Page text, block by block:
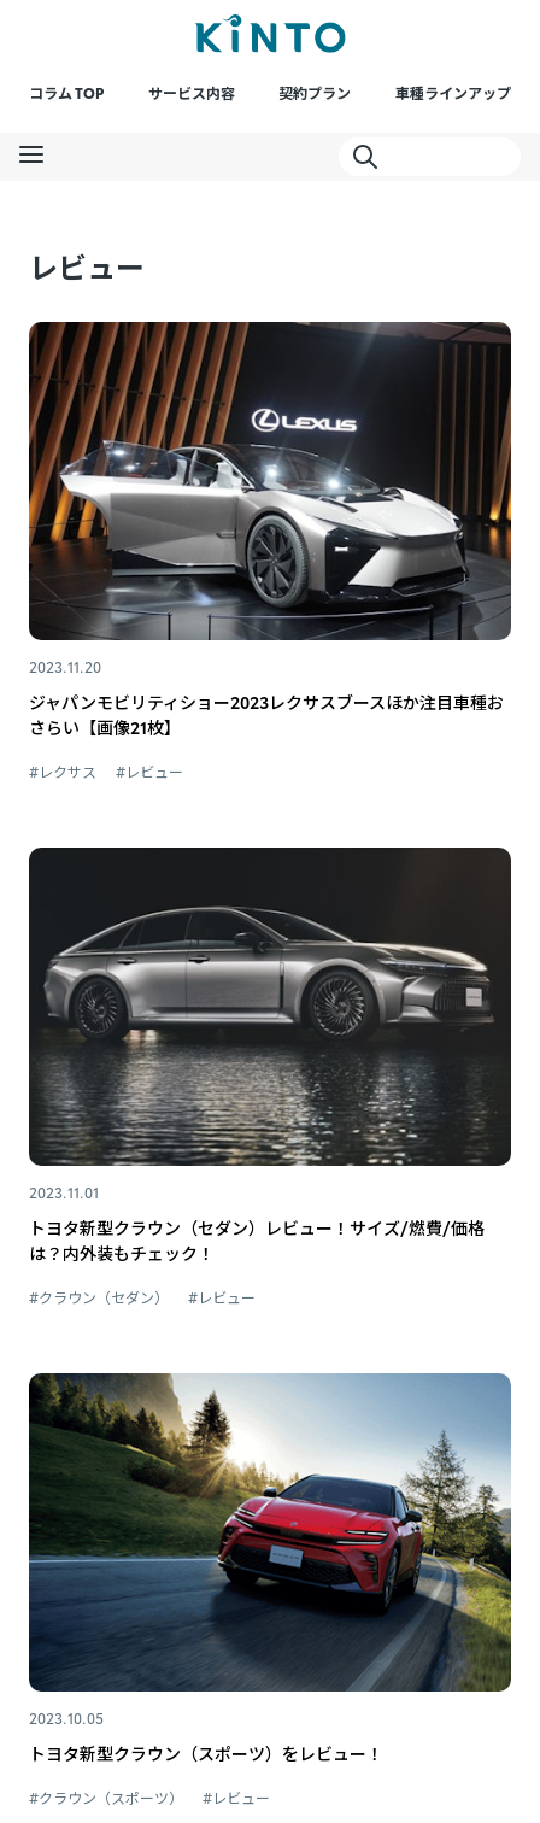
コラム TOP サービス内容 契約プラン 車種ラインアップ
レビュー
2023.11.20
ジャパンモビリティショー2023レクサスブースほか注目車種お
さらい【画像21枚】
#レクサス #レビュー
2023.11.01
トヨタ新型クラウン（セダン）レビュー！サイズ/燃費/価格
は？内外装もチェック！
#クラウン（セダン） #レビュー
2023.10.05
トヨタ新型クラウン（スポーツ）をレビュー！
#クラウン（スポーツ） #レビュー